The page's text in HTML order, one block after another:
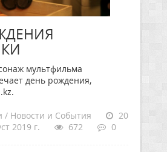
мультфильма
день рождения,
/ Новости и События
20
2019 г.
672 0